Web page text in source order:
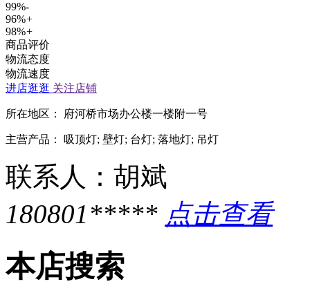
99%-
96%+
98%+
商品评价
物流态度
物流速度
进店逛逛 关注店铺
所在地区： 府河桥市场办公楼一楼附一号
主营产品： 吸顶灯; 壁灯; 台灯; 落地灯; 吊灯
联系人：胡斌
180801***** 点击查看
本店搜索